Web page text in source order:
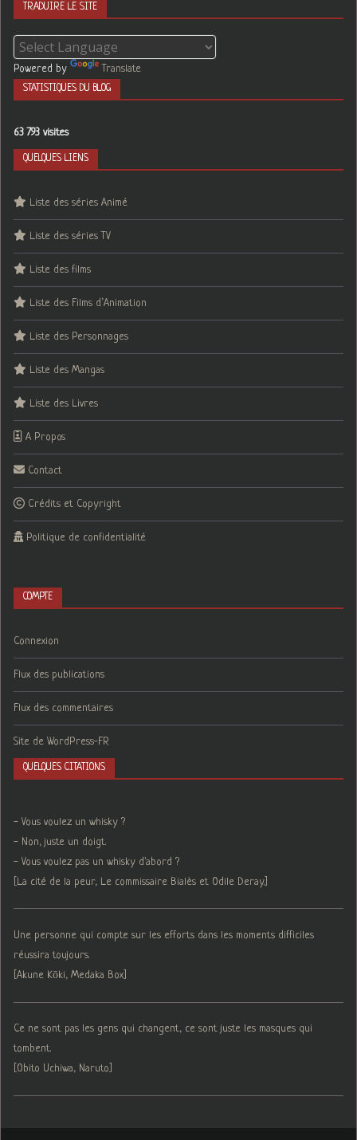
TRADUIRE LE SITE
Powered by Translate
STATISTIQUES DU BLOG
63 793 visites
QUELQUES LIENS
Liste des séries Animé
Liste des séries TV
Liste des films
Liste des Films d’Animation
Liste des Personnages
Liste des Mangas
Liste des Livres
A Propos
Contact
Crédits et Copyright
Politique de confidentialité
COMPTE
Connexion
Flux des publications
Flux des commentaires
Site de WordPress-FR
QUELQUES CITATIONS
- Vous voulez un whisky ?
- Non, juste un doigt.
- Vous voulez pas un whisky d'abord ?
[La cité de la peur, Le commissaire Bialès et Odile Deray.]
Une personne qui compte sur les efforts dans les moments difficiles
réussira toujours.
[Akune Kōki, Medaka Box]
Ce ne sont pas les gens qui changent, ce sont juste les masques qui
tombent.
[Obito Uchiwa, Naruto]